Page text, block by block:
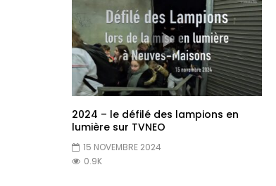
2024 – le défilé des lampions en
lumière sur TVNEO
15 NOVEMBRE 2024
0.9K